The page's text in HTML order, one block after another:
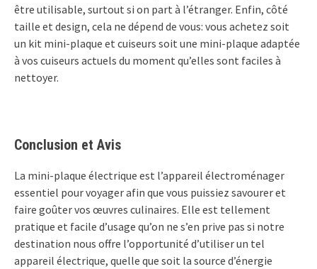
être utilisable, surtout si on part à l’étranger. Enfin, côté
taille et design, cela ne dépend de vous: vous achetez soit
un kit mini-plaque et cuiseurs soit une mini-plaque adaptée
à vos cuiseurs actuels du moment qu’elles sont faciles à
nettoyer.
Conclusion et Avis
La mini-plaque électrique est l’appareil électroménager
essentiel pour voyager afin que vous puissiez savourer et
faire goûter vos œuvres culinaires. Elle est tellement
pratique et facile d’usage qu’on ne s’en prive pas si notre
destination nous offre l’opportunité d’utiliser un tel
appareil électrique, quelle que soit la source d’énergie